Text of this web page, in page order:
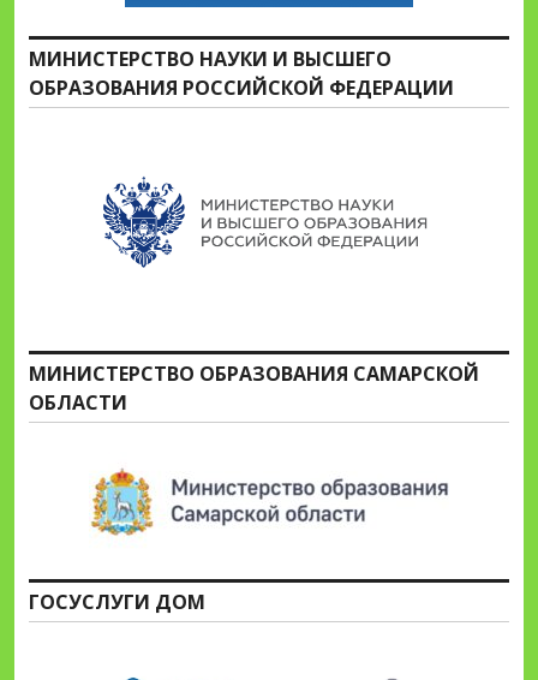
МИНИСТЕРСТВО НАУКИ И ВЫСШЕГО
ОБРАЗОВАНИЯ РОССИЙСКОЙ ФЕДЕРАЦИИ
МИНИСТЕРСТВО ОБРАЗОВАНИЯ САМАРСКОЙ
ОБЛАСТИ
ГОСУСЛУГИ ДОМ